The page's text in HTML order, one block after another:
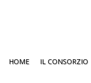
HOME IL CONSORZIO